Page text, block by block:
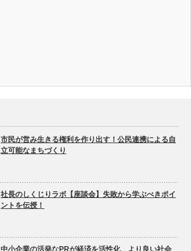
市民が営み生きる権利を作り出す！公民連携による自
立可能なまちづくり
社長のしくじりラボ【座談会】失敗から学ぶべきポイ
ントを伝授！